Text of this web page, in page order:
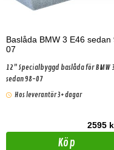
Baslåda BMW 3 E46 sedan
07
12" Specialbyggd baslåda för BMW
sedan 98-07
Hos leverantör 3+ dagar
2595
Köp